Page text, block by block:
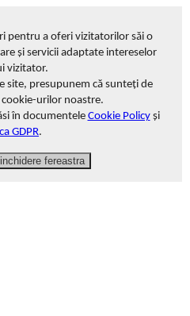
pentru a oferi vizitatorilor săi o
și servicii adaptate intereselor
vizitator.
site, presupunem că sunteți de
urilor noastre.
în documentele Cookie Policyși
GDPR.
fereastra